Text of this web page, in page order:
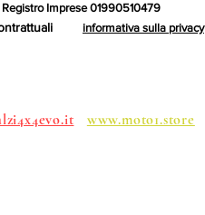
Imprese 01990510479
informativa sulla privacy
www.moto1.store